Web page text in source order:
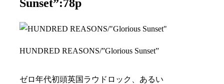
Sunset”:78p
HUNDRED REASONS/”Glorious Sunset”
ゼロ年代初頭英国ラウドロック、あるい